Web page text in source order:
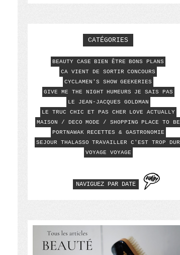
CATÉGORIES
BEAUTY CASE BIEN ÊTRE BONS PLANS
CA VIENT DE SORTIR CONCOURS
CYCLAMEN'S SHOW GEEKERIES
GIVE ME THE NIGHT HUMEURS
JE SAIS PAS
LE JEAN-JACQUES GOLDMAN
LE TRUC CHIC ET PAS CHER
LOVE ACTUALLY
MAISON / DECO MODE / SHOPPING PLACE TO BE
PORTNAWAK RECETTES & GASTRONOMIE
SEJOUR THALASSO TRAVAILLER C'EST TROP DUR
VOYAGE VOYAGE
NAVIGUEZ PAR DATE